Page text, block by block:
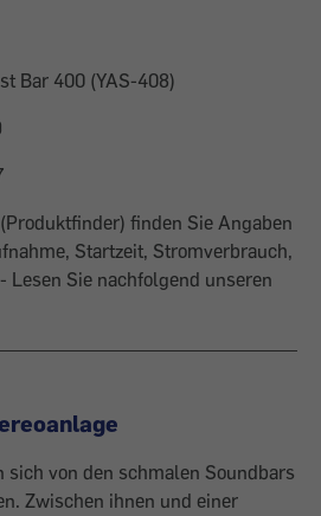
Bar 400 (YAS-408)
finden Sie Angaben
Startzeit, Stromverbrauch,
Lesen Sie nachfolgend unseren
von den schmalen Soundbars
Zwischen ihnen und einer